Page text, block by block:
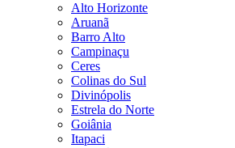
Alto Horizonte
Aruanã
Barro Alto
Campinaçu
Ceres
Colinas do Sul
Divinópolis
Estrela do Norte
Goiânia
Itapaci